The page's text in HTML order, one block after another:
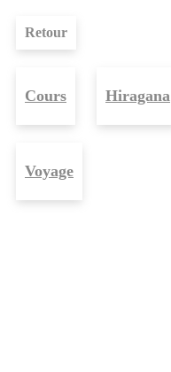
Retour
Cours Hiragana
Voyage